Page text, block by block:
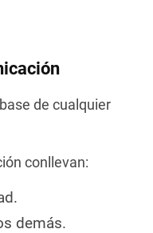
de cualquier
conllevan:
demás.